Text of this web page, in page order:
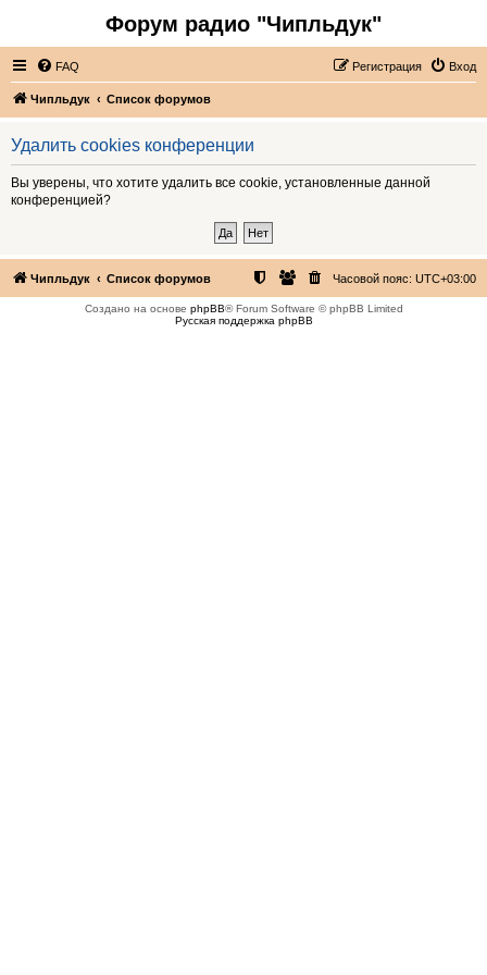
Форум радио "Чипльдук"
FAQ Вход
Регистрация
Чипльдук Список форумов
Удалить cookies конференции
Вы уверены, что хотите удалить все cookie, установленные данной
конференцией?
Чипльдук Список форумов Часовой пояс: UTC+03:00
Создано на основе phpBB® Forum Software © phpBB Limited
Русская поддержка phpBB